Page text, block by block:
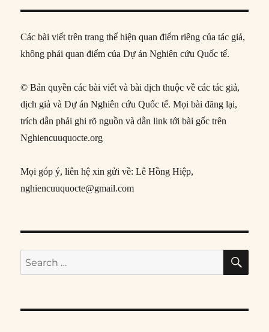
Các bài viết trên trang thể hiện quan điểm riêng của tác giả,
không phải quan điểm của Dự án Nghiên cứu Quốc tế.
© Bản quyền các bài viết và bài dịch thuộc về các tác giả,
dịch giả và Dự án Nghiên cứu Quốc tế. Mọi bài đăng lại,
trích dẫn phải ghi rõ nguồn và dẫn link tới bài gốc trên
Nghiencuuquocte.org
Mọi góp ý, liên hệ xin gửi về: Lê Hồng Hiệp,
nghiencuuquocte@gmail.com
Search
for: